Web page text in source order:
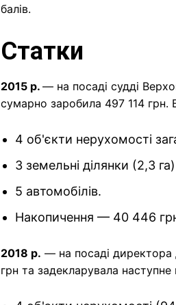
балів.
Статки
2015 р. — на посаді судді
сумарно заробила 497 114 грн.
4 об'єкти нерухомості
3 земельні ділянки (2,3
5 автомобілів.
Накопичення — 40 446
2018 р. — на посаді директора
грн та задекларувала